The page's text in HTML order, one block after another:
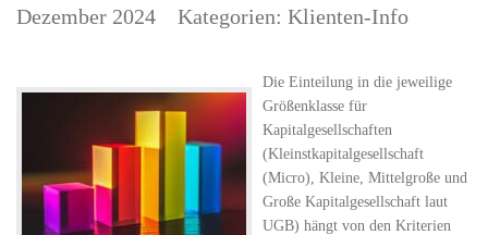
Dezember 2024 Kategorien: Klienten-Info
Die Einteilung in die jeweilige
Größenklasse für
Kapitalgesellschaften
(Kleinstkapitalgesellschaft
(Micro), Kleine, Mittelgroße und
Große Kapitalgesellschaft laut
UGB) hängt von den Kriterien